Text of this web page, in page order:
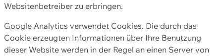
Websitenbetreiber zu erbringen.
Google Analytics verwendet Cookies. Die durch das
Cookie erzeugten Informationen über Ihre Benutzung
dieser Website werden in der Regel an einen Server von